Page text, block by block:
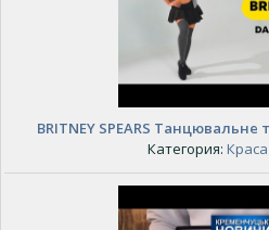
BRITNEY SPEARS
Категория: